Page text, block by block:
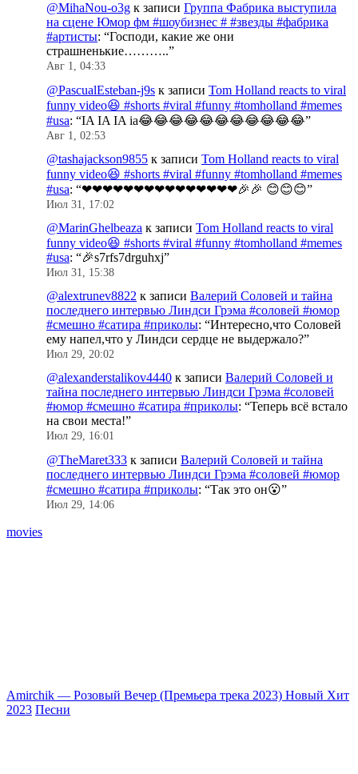
@MihaNou-o3g к записи Группа Фабрика выступила
на сцене Юмор фм #шоубизнес # #звезды #фабрика
#артисты: “Господи, какие же они
страшненькие………..”
Авг 1, 04:33
@PascualEsteban-j9s к записи Tom Holland reacts to viral
funny video😆 #shorts #viral #funny #tomholland #memes
#usa: “IA IA IA ia😂😂😂😂😂😂😂😂😂😂😂”
Авг 1, 02:53
@tashajackson9855 к записи Tom Holland reacts to viral
funny video😆 #shorts #viral #funny #tomholland #memes
#usa: “❤❤❤❤❤❤❤❤❤❤❤❤❤❤❤🎉🎉 😊😊😊”
Июл 31, 17:02
@MarinGhelbeaza к записи Tom Holland reacts to viral
funny video😆 #shorts #viral #funny #tomholland #memes
#usa: “🎉s7rfs7drguhxj”
Июл 31, 15:38
@alextrunev8822 к записи Валерий Соловей и тайна
последнего интервью Линдси Грэма #соловей #юмор
#смешно #сатира #приколы: “Интересно,что Соловей
ему напел,что у Линдси сердце не выдержало?”
Июл 29, 20:02
@alexanderstalikov4440 к записи Валерий Соловей и
тайна последнего интервью Линдси Грэма #соловей
#юмор #смешно #сатира #приколы: “Теперь всё встало
на свои места!”
Июл 29, 16:01
@TheMaret333 к записи Валерий Соловей и тайна
последнего интервью Линдси Грэма #соловей #юмор
#смешно #сатира #приколы: “Так это он😮”
Июл 29, 14:06
movies
Amirchik — Розовый Вечер (Премьера трека 2023) Новый Хит
2023 Песни